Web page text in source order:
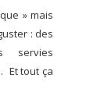
» mais
: des
servies
Et tout ça